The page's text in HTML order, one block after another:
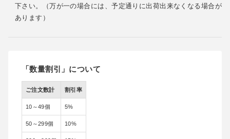
下さい。（万が一の場合には、予定通りに出荷出来なくなる場合が
あります）
「数量割引」について
ご注文数計 割引率
10～49個 5%
50～299個 10%